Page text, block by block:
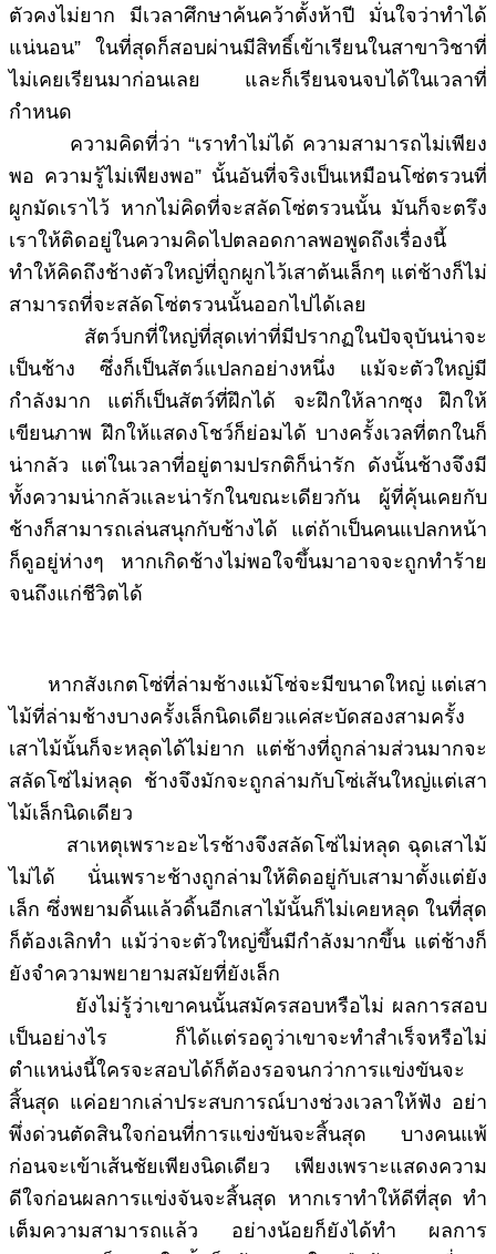
ตัวคงไม่ยาก มีเวลาศึกษาค้นคว้าตั้งห้าปี มั่นใจว่าทำได้
แน่นอน” ในที่สุดก็สอบผ่านมีสิทธิ์เข้าเรียนในสาขาวิชาที่
ไม่เคยเรียนมาก่อนเลย และก็เรียนจนจบได้ในเวลาที่
กำหนด
ความคิดที่ว่า “เราทำไม่ได้ ความสามารถไม่เพียง
พอ ความรู้ไม่เพียงพอ” นั้นอันที่จริงเป็นเหมือนโซ่ตรวนที่
ผูกมัดเราไว้ หากไม่คิดที่จะสลัดโซ่ตรวนนั้น มันก็จะตรึง
เราให้ติดอยู่ในความคิดไปตลอดกาลพอพูดถึงเรื่องนี้
ทำให้คิดถึงช้างตัวใหญ่ที่ถูกผูกไว้เสาต้นเล็กๆ แต่ช้างก็ไม่
สามารถที่จะสลัดโซ่ตรวนนั้นออกไปได้เลย
สัตว์บกที่ใหญ่ที่สุดเท่าที่มีปรากฏในปัจจุบันน่าจะ
เป็นช้าง ซึ่งก็เป็นสัตว์แปลกอย่างหนึ่ง แม้จะตัวใหญ่มี
กำลังมาก แต่ก็เป็นสัตว์ที่ฝึกได้ จะฝึกให้ลากซุง ฝึกให้
เขียนภาพ ฝึกให้แสดงโชว์ก็ย่อมได้ บางครั้งเวลที่ตกในก็
น่ากลัว แต่ในเวลาที่อยู่ตามปรกติก็น่ารัก ดังนั้นช้างจึงมี
ทั้งความน่ากลัวและน่ารักในขณะเดียวกัน ผู้ที่คุ้นเคยกับ
ช้างก็สามารถเล่นสนุกกับช้างได้ แต่ถ้าเป็นคนแปลกหน้า
ก็ดูอยู่ห่างๆ หากเกิดช้างไม่พอใจขึ้นมาอาจจะถูกทำร้าย
จนถึงแก่ชีวิตได้
หากสังเกตโซ่ที่ล่ามช้างแม้โซ่จะมีขนาดใหญ่ แต่เสา
ไม้ที่ล่ามช้างบางครั้งเล็กนิดเดียวแค่สะบัดสองสามครั้ง
เสาไม้นั้นก็จะหลุดได้ไม่ยาก แต่ช้างที่ถูกล่ามส่วนมากจะ
สลัดโซ่ไม่หลุด ช้างจึงมักจะถูกล่ามกับโซ่เส้นใหญ่แต่เสา
ไม้เล็กนิดเดียว
สาเหตุเพราะอะไรช้างจึงสลัดโซ่ไม่หลุด ฉุดเสาไม้
ไม่ได้ นั่นเพราะช้างถูกล่ามให้ติดอยู่กับเสามาตั้งแต่ยัง
เล็ก ซึ่งพยามดิ้นแล้วดิ้นอีกเสาไม้นั้นก็ไม่เคยหลุด ในที่สุด
ก็ต้องเลิกทำ แม้ว่าจะตัวใหญ่ขึ้นมีกำลังมากขึ้น แต่ช้างก็
ยังจำความพยายามสมัยที่ยังเล็ก
ยังไม่รู้ว่าเขาคนนั้นสมัครสอบหรือไม่ ผลการสอบ
เป็นอย่างไร ก็ได้แต่รอดูว่าเขาจะทำสำเร็จหรือไม่
ตำแหน่งนี้ใครจะสอบได้ก็ต้องรอจนกว่าการแข่งขันจะ
สิ้นสุด แค่อยากเล่าประสบการณ์บางช่วงเวลาให้ฟัง อย่า
พึ่งด่วนตัดสินใจก่อนที่การแข่งขันจะสิ้นสุด บางคนแพ้
ก่อนจะเข้าเส้นชัยเพียงนิดเดียว เพียงเพราะแสดงความ
ดีใจก่อนผลการแข่งจันจะสิ้นสุด หากเราทำให้ดีที่สุด ทำ
เต็มความสามารถแล้ว อย่างน้อยก็ยังได้ทำ ผลการ